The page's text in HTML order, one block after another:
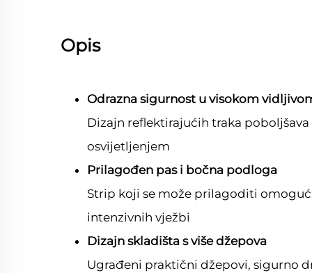
Opis
Odrazna sigurnost u visokom
Dizajn reflektirajućih traka
osvijetljenjem
Prilagođen pas i bočna podloga
Strip koji se može prilagoditi
intenzivnih vježbi
Dizajn skladišta s više džepova
Ugrađeni praktični džepovi, sigurno